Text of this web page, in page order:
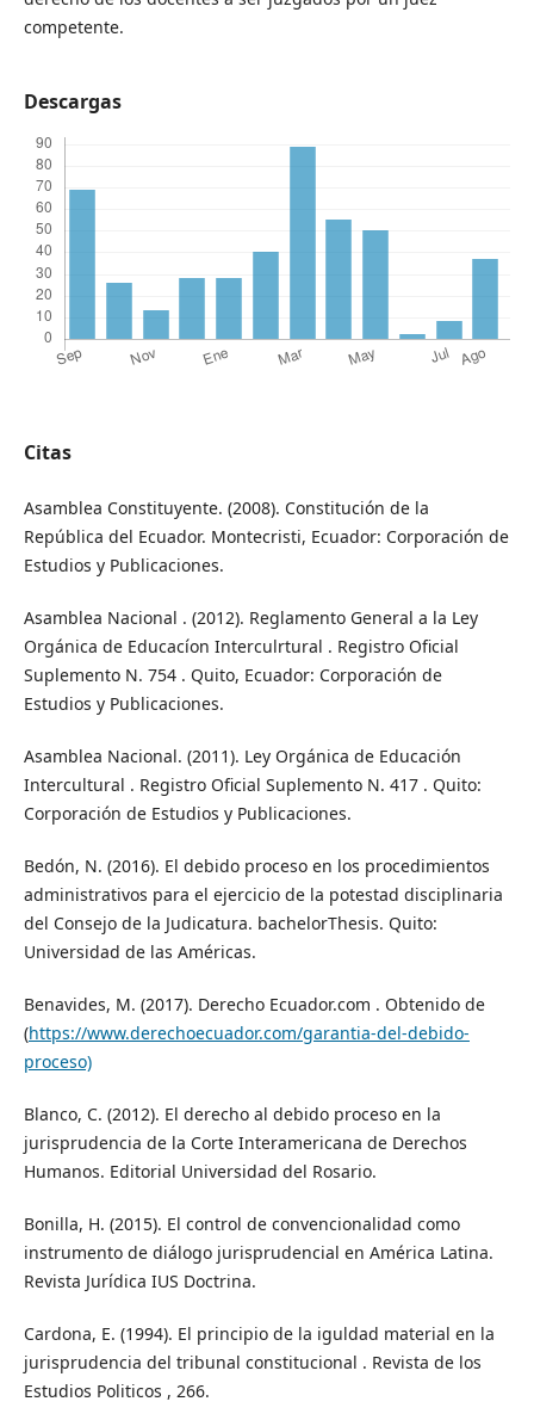
competente.
Descargas
Citas
Asamblea Constituyente. (2008). Constitución de la
República del Ecuador. Montecristi, Ecuador: Corporación de
Estudios y Publicaciones.
Asamblea Nacional . (2012). Reglamento General a la Ley
Orgánica de Educacíon Interculrtural . Registro Oficial
Suplemento N. 754 . Quito, Ecuador: Corporación de
Estudios y Publicaciones.
Asamblea Nacional. (2011). Ley Orgánica de Educación
Intercultural . Registro Oficial Suplemento N. 417 . Quito:
Corporación de Estudios y Publicaciones.
Bedón, N. (2016). El debido proceso en los procedimientos
administrativos para el ejercicio de la potestad disciplinaria
del Consejo de la Judicatura. bachelorThesis. Quito:
Universidad de las Américas.
Benavides, M. (2017). Derecho Ecuador.com . Obtenido de
(https://www.derechoecuador.com/garantia-del-debido-
proceso)
Blanco, C. (2012). El derecho al debido proceso en la
jurisprudencia de la Corte Interamericana de Derechos
Humanos. Editorial Universidad del Rosario.
Bonilla, H. (2015). El control de convencionalidad como
instrumento de diálogo jurisprudencial en América Latina.
Revista Jurídica IUS Doctrina.
Cardona, E. (1994). El principio de la iguldad material en la
jurisprudencia del tribunal constitucional . Revista de los
Estudios Politicos , 266.